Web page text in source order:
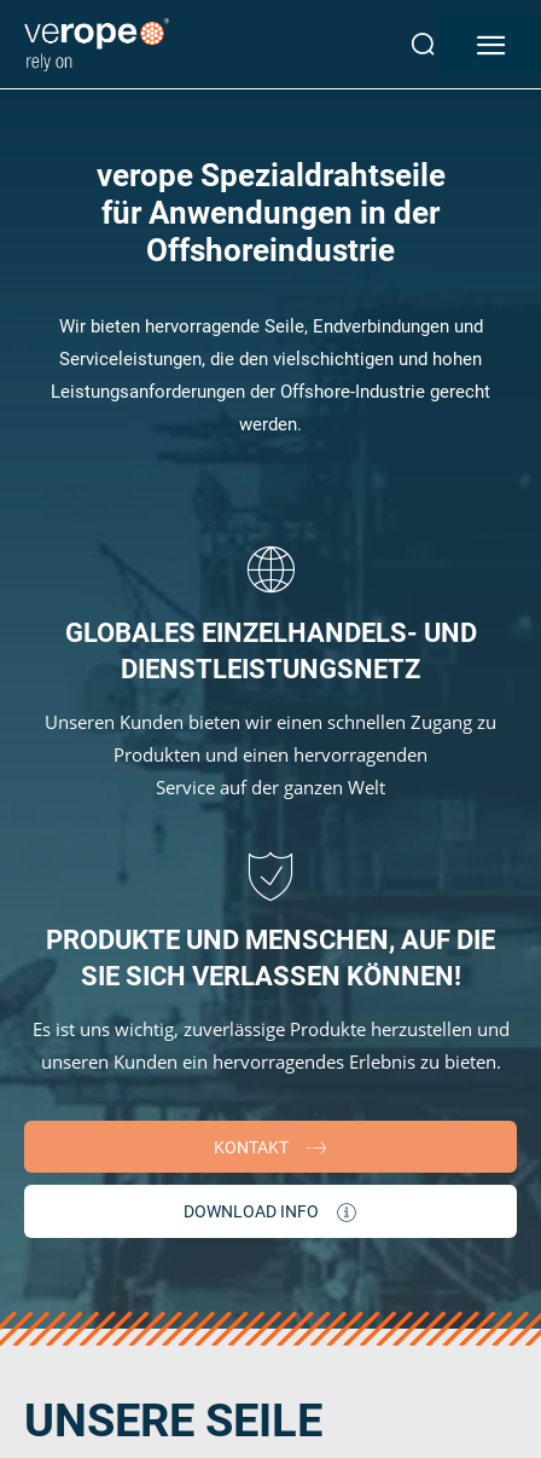
verotop P
verotop XP
verotop S+
verotop E
vero 4
Ropecheck
Unternehmen
Rope Academy Videos
Downloads
Karriere Digital Service KV R&D
RiseTec Elevator Ropes
verope Spezialdrahtseile
für Anwendungen in der
Offshoreindustrie
Wir bieten hervorragende Seile, Endverbindungen und
Serviceleistungen, die den vielschichtigen und hohen
Leistungsanforderungen der Offshore-Industrie gerecht
werden.
GLOBALES EINZELHANDELS- UND
DIENSTLEISTUNGSNETZ
Unseren Kunden bieten wir einen schnellen Zugang zu
Produkten und einen hervorragenden
Service auf der ganzen Welt
PRODUKTE UND MENSCHEN, AUF DIE
SIE SICH VERLASSEN KÖNNEN!
Es ist uns wichtig, zuverlässige Produkte herzustellen und
unseren Kunden ein hervorragendes Erlebnis zu bieten.
KONTAKT
DOWNLOAD INFO
UNSERE SEILE